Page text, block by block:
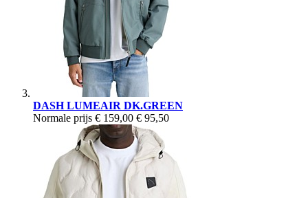
DASH LUMEAIR DK.GREEN
Normale prijs € 159,00 € 95,50